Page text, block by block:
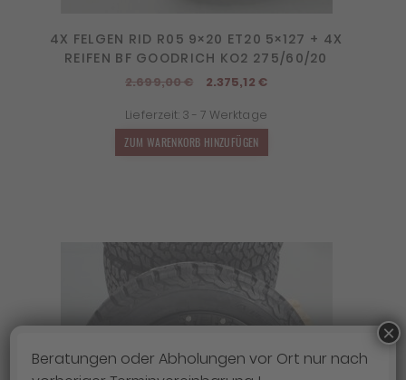
4X FELGEN RID R05 9×20 ET20 5×127 + 4X
REIFEN BF GOODRICH KO2 275/60/20
2.699,00€
Ursprünglicher
war:
2.699,00 €
2.375,12 €Aktueller
ist:
Lieferzeit: 3 - 7 Werktage
ZUM WARENKORB HINZUFÜGEN
Beratungen oder Abholungen vor Ort nur nach
×